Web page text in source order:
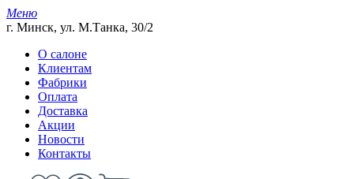
Меню
г. Минск, ул. М.Танка, 30/2
О салоне
Клиентам
Фабрики
Оплата
Доставка
Акции
Новости
Контакты